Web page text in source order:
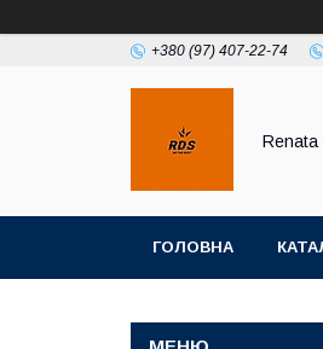
+380 (97) 407-22-74
Renata
ГОЛОВНА